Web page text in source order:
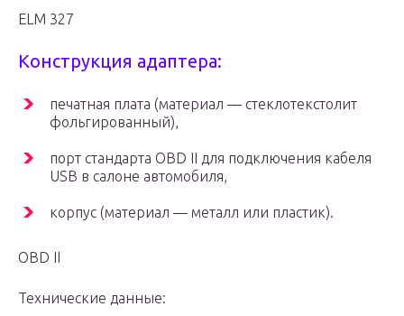
ELM 327
Конструкция адаптера:
печатная плата (материал — стеклотекстолит
фольгированный),
порт стандарта OBD II для подключения кабеля
USB в салоне автомобиля,
корпус (материал — металл или пластик).
OBD II
Технические данные: